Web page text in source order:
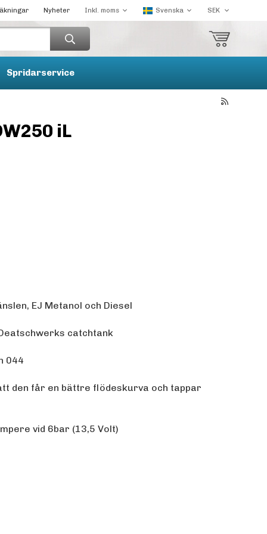
Nyheter
Spridarservice
iL
EJ Metanol och Diesel
catchtank
044
den får en bättre flödeskurva och tappar
vid 6bar (13,5 Volt)